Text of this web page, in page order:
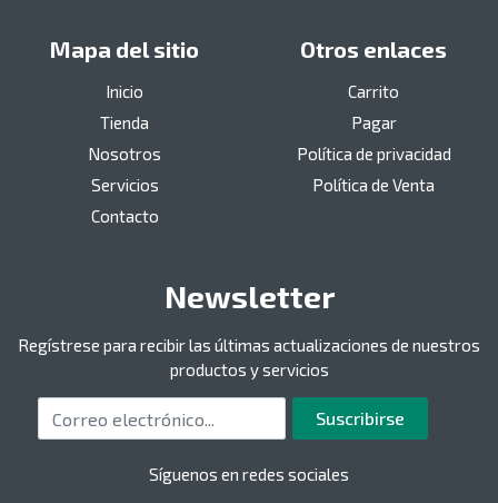
Mapa del sitio
Inicio
Tienda
Nosotros
Servicios
Contacto
Otros enlaces
Carrito
Pagar
Política de privacidad
Política de Venta
Newsletter
Regístrese para recibir las últimas actualizaciones de nuestros
productos y servicios
Correo electrónico Suscribirse
Síguenos en redes sociales